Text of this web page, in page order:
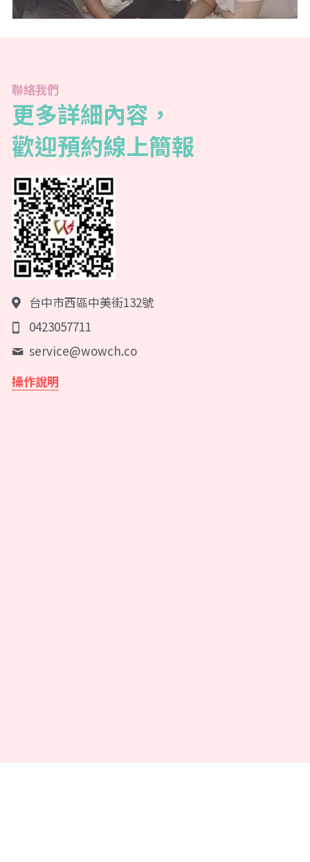
聯絡我們
更多詳細內容，
歡迎預約線上簡報
台中市西區中美街132號
0423057711
service@wowch.co
操作說明